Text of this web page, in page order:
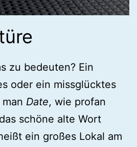
zu bedeuten? Ein
oder ein missglücktes
Date, wie profan
schöne alte Wort
ein großes Lokal am